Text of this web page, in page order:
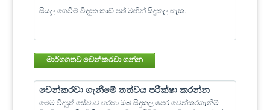
සියලු ගෙවීම් විද්‍යුත කාඩ් පත් මඟින් සිදුකල හැක.
මාර්ගගතව වෙන්කරවා ගන්න
වෙන්කරවා ගැනීමේ තත්වය පරීක්ෂා කරන්න
මෙම විද්‍යුත් සේවාව හරහා ඔබ සිදුකල පෙර වෙන්කරගැනීම්